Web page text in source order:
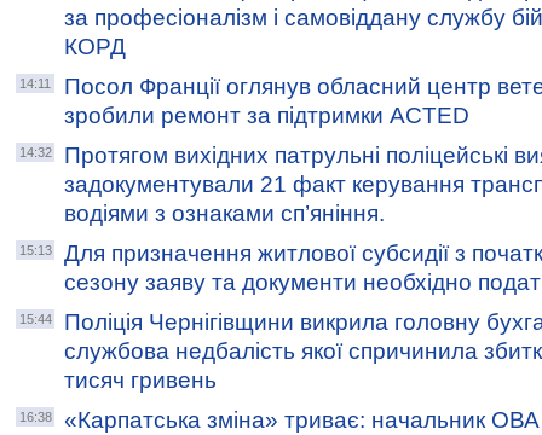
за професіоналізм і самовіддану службу
КОРД
14:11
Посол Франції оглянув обласний центр
зробили ремонт за підтримки ACTED
14:32
Протягом вихідних патрульні поліцейські
задокументували 21 факт керування
водіями з ознаками сп’яніння.
15:13
Для призначення житлової субсидії з
сезону заяву та документи необхідно
15:44
Поліція Чернігівщини викрила головну
службова недбалість якої спричинила
тисяч гривень
16:38
«Карпатська зміна» триває: начальник ОВА